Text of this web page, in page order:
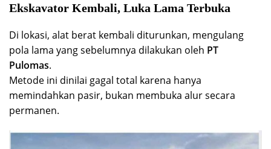
Ekskavator Kembali, Luka Lama Terbuka
Di lokasi, alat berat kembali diturunkan, mengulang
pola lama yang sebelumnya dilakukan oleh PT
Pulomas.
Metode ini dinilai gagal total karena hanya
memindahkan pasir, bukan membuka alur secara
permanen.